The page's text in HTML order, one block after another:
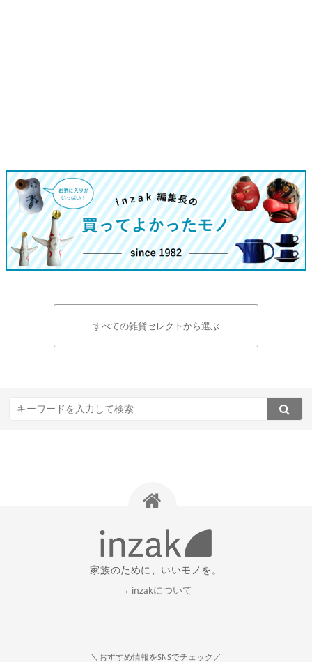
すべての雑貨セレクトから選ぶ
家族のために、いいモノを。
→ inzakについて
＼おすすめ情報をSNSでチェック／